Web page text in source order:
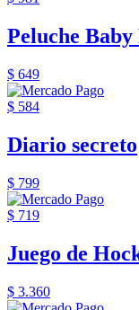
Peluche
$ 649
$ 584
Diario secreto
$ 799
$ 719
Juego de
$ 3.360